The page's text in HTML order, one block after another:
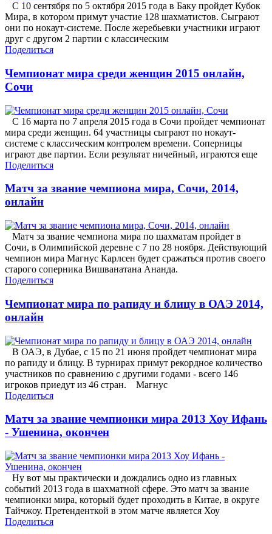
С 10 сентября по 5 октября 2015 года в Баку пройдет Кубок
Мира, в котором примут участие 128 шахматистов. Сыграют
они по нокаут-системе. После жеребьевки участники играют
друг с другом 2 партии с классическим
Поделиться
Чемпионат мира среди женщин 2015 онлайн,
Сочи
С 16 марта по 7 апреля 2015 года в Сочи пройдет чемпионат
мира среди женщин. 64 участницы сыграют по нокаут-
системе с классическим контролем времени. Соперницы
играют две партии. Если результат ничейный, играются еще
Поделиться
Матч за звание чемпиона мира, Сочи, 2014,
онлайн
Матч за звание чемпиона мира по шахматам пройдет в
Сочи, в Олимпийской деревне с 7 по 28 ноября. Действующий
чемпион мира Магнус Карлсен будет сражаться против своего
старого соперника Вишванатана Ананда.
Поделиться
Чемпионат мира по рапиду и блицу в ОАЭ 2014,
онлайн
В ОАЭ, в Дубае, с 15 по 21 июня пройдет чемпионат мира
по рапиду и блицу. В турнирах примут рекордное количество
участников по сравнению с другими годами - всего 146
игроков приедут из 46 стран. Магнус
Поделиться
Матч за звание чемпионки мира 2013 Хоу Ифань
- Ушенина, окончен
Ну вот мы практически и дождались одно из главных
событий 2013 года в шахматной сфере. Это матч за звание
чемпионки мира, который будет проходить в Китае, в округе
Тайчжоу. Претенденткой в этом матче является Хоу
Поделиться